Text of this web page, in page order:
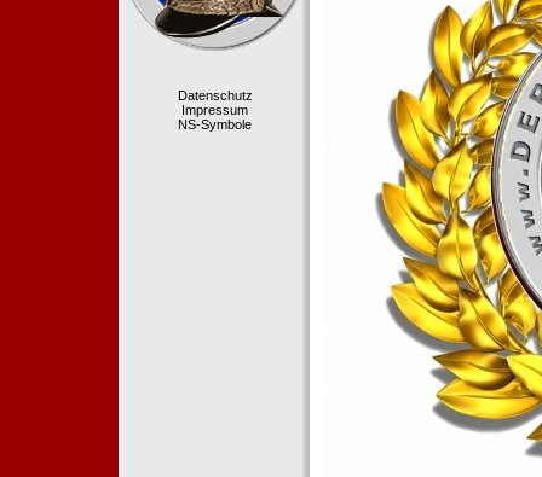
Datenschutz
Impressum
NS-Symbole